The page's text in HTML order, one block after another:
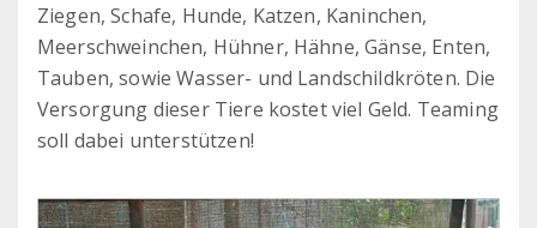
Ziegen, Schafe, Hunde, Katzen, Kaninchen,
Meerschweinchen, Hühner, Hähne, Gänse, Enten,
Tauben, sowie Wasser- und Landschildkröten. Die
Versorgung dieser Tiere kostet viel Geld. Teaming
soll dabei unterstützen!